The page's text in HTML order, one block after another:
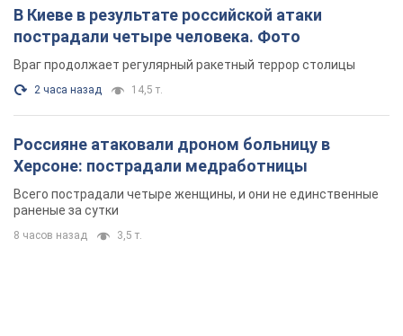
В Киеве в результате российской атаки
пострадали четыре человека. Фото
Враг продолжает регулярный ракетный террор столицы
2 часа назад 14,5 т.
Россияне атаковали дроном больницу в
Херсоне: пострадали медработницы
Всего пострадали четыре женщины, и они не единственные
раненые за сутки
8 часов назад 3,5 т.